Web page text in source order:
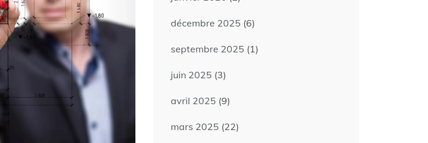
décembre 2025 (6)
septembre 2025 (1)
juin 2025 (3)
avril 2025 (9)
mars 2025 (22)